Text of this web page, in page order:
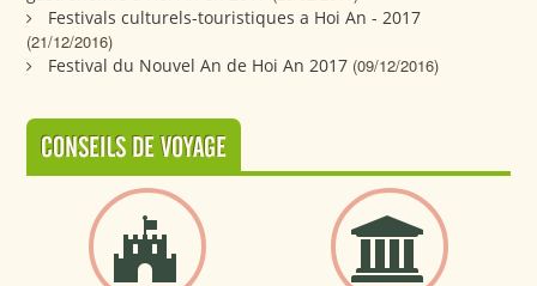
Festivals culturels-touristiques a Hoi An - 2017
(21/12/2016)
Festival du Nouvel An de Hoi An 2017 (09/12/2016)
CONSEILS DE VOYAGE